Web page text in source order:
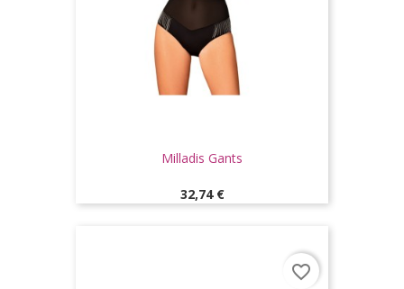
Milladis Gants
Prix
32,74 €
favorite_border